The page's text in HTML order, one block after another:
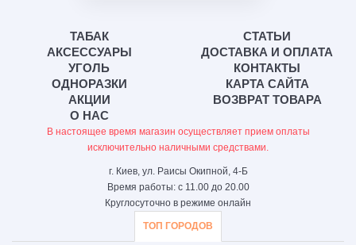
ТАБАК
АКСЕССУАРЫ
УГОЛЬ
ОДНОРАЗКИ
АКЦИИ
О НАС
СТАТЬИ
ДОСТАВКА И ОПЛАТА
КОНТАКТЫ
КАРТА САЙТА
ВОЗВРАТ ТОВАРА
В настоящее время магазин осуществляет прием оплаты
исключительно наличными средствами.
г. Киев, ул. Раисы Окипной, 4-Б
Время работы: с 11.00 до 20.00
Круглосуточно в режиме онлайн
ТОП ГОРОДОВ